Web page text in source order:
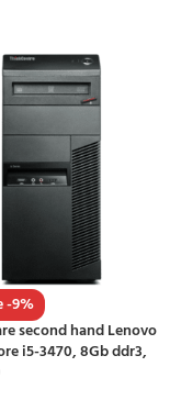
-9%
second hand Lenovo
i5-3470, 8Gb ddr3,